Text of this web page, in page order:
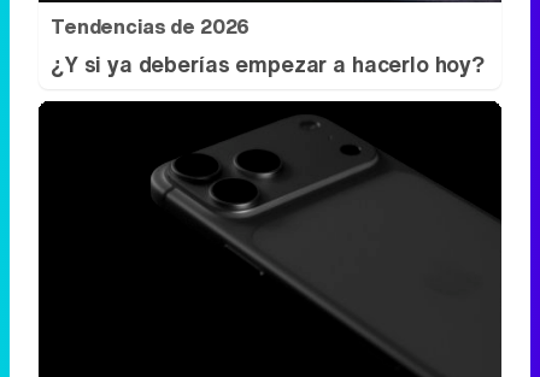
Tendencias de 2026
¿Y si ya deberías empezar a hacerlo hoy?